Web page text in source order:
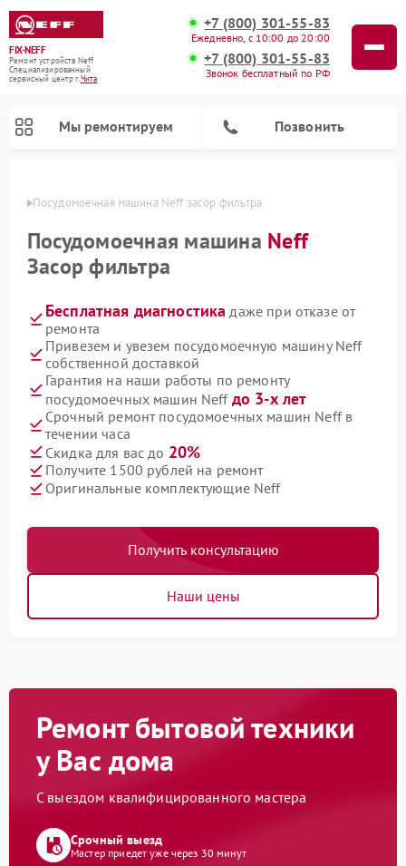
FIX-NEFF
Ремонт устройств Neff
Специализированный
cервисный центр г.Чита
+7 (800) 301-55-83
Ежедневно, с 10:00 до 20:00
+7 (800) 301-55-83
Звонок бесплатный по РФ
Мы ремонтируем Позвонить
Посудомоечная машина Neff засор фильтра
Посудомоечная машина Neff
Засор фильтра
Бесплатная диагностика даже при отказе от
ремонта
Привезем и увезем посудомоечную машину Neff
собственной доставкой
Гарантия на наши работы по ремонту
посудомоечных машин Neff до 3-х лет
Срочный ремонт посудомоечных машин Neff в
течении часа
Скидка для вас до 20%
Получите 1500 рублей на ремонт
Оригинальные комплектующие Neff
Получить консультацию
Наши цены
Ремонт бытовой техники
у Вас дома
С выездом квалифицированного мастера
Срочный выезд
Мастер приедет уже через 30 минут